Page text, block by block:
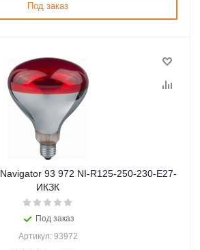
Под заказ
93 972 NI-R125-250-230-Е27-
ИКЗК
Под заказ
Артикул: 93972